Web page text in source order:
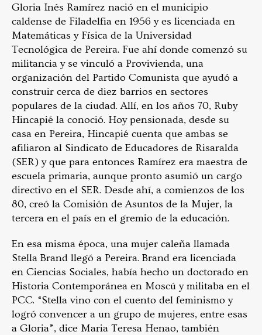
Gloria Inés Ramírez nació en el municipio
caldense de Filadelfia en 1956 y es licenciada en
Matemáticas y Física de la Universidad
Tecnológica de Pereira. Fue ahí donde comenzó su
militancia y se vinculó a Provivienda, una
organización del Partido Comunista que ayudó a
construir cerca de diez barrios en sectores
populares de la ciudad. Allí, en los años 70, Ruby
Hincapié la conoció. Hoy pensionada, desde su
casa en Pereira, Hincapié cuenta que ambas se
afiliaron al Sindicato de Educadores de Risaralda
(SER) y que para entonces Ramírez era maestra de
escuela primaria, aunque pronto asumió un cargo
directivo en el SER. Desde ahí, a comienzos de los
80, creó la Comisión de Asuntos de la Mujer, la
tercera en el país en el gremio de la educación.
En esa misma época, una mujer caleña llamada
Stella Brand llegó a Pereira. Brand era licenciada
en Ciencias Sociales, había hecho un doctorado en
Historia Contemporánea en Moscú y militaba en el
PCC. “Stella vino con el cuento del feminismo y
logró convencer a un grupo de mujeres, entre esas
a Gloria”, dice Maria Teresa Henao, también